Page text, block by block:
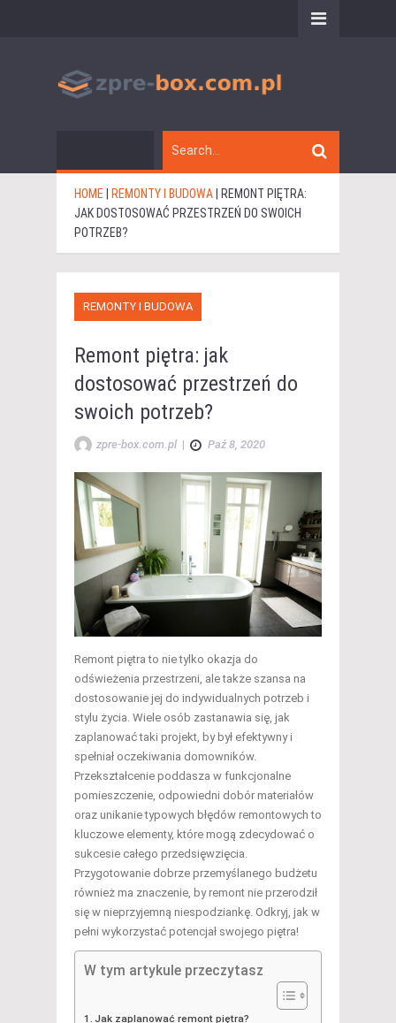
HOME REMONTY I BUDOWA
REMONT PIĘTRA:
JAK DOSTOSOWAĆ PRZESTRZEŃ DO SWOICH
POTRZEB?
REMONTY I BUDOWA
Remont piętra: jak
dostosować przestrzeń do
swoich potrzeb?
zpre-box.com.pl | Paź 8, 2020
Remont piętra to nie tylko okazja do
odświeżenia przestrzeni, ale także szansa na
dostosowanie jej do indywidualnych potrzeb i
stylu życia. Wiele osób zastanawia się, jak
zaplanować taki projekt, by był efektywny i
spełniał oczekiwania domowników.
Przekształcenie poddasza w funkcjonalne
pomieszczenie, odpowiedni dobór materiałów
oraz unikanie typowych błędów remontowych to
kluczowe elementy, które mogą zdecydować o
sukcesie całego przedsięwzięcia.
Przygotowanie dobrze przemyślanego budżetu
również ma znaczenie, by remont nie przerodził
się w nieprzyjemną niespodziankę. Odkryj, jak w
pełni wykorzystać potencjał swojego piętra!
W tym artykule przeczytasz
Jak zaplanować remont piętra?